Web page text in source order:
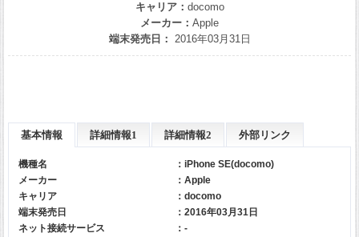
キャリア： docomo
メーカー： Apple
端末発売日： 2016年03月31日
基本情報 詳細情報1 詳細情報2 外部リンク
機種名
：iPhone SE(docomo)
メーカー
： Apple
キャリア
： docomo
端末発売日
：2016年03月31日
ネット接続サービス
：-